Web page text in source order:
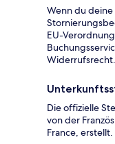
Wenn du
EU-
Widerrufsrecht.
Die offizielle
von der
France, erstellt.